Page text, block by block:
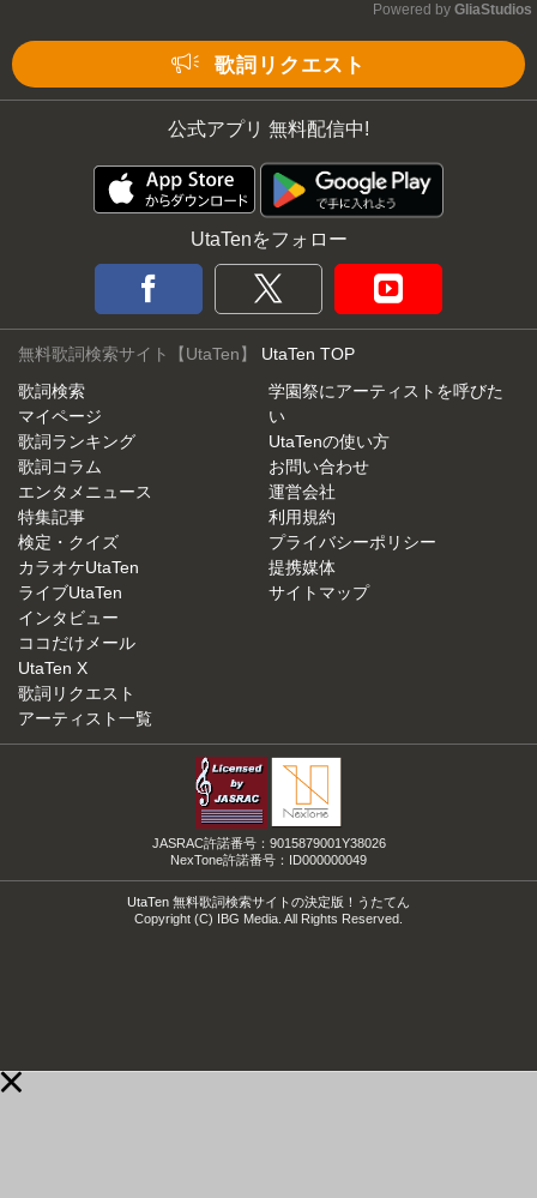
Powered by GliaStudios
歌詞リクエスト
公式アプリ 無料配信中!
UtaTenをフォロー
無料歌詞検索サイト【UtaTen】 UtaTen TOP
歌詞検索
マイページ
歌詞ランキング
歌詞コラム
エンタメニュース
特集記事
検定・クイズ
カラオケUtaTen
ライブUtaTen
インタビュー
ココだけメール
UtaTen X
歌詞リクエスト
アーティスト一覧
学園祭にアーティストを呼びた
い
UtaTenの使い方
お問い合わせ
運営会社
利用規約
プライバシーポリシー
提携媒体
サイトマップ
JASRAC許諾番号：9015879001Y38026
NexTone許諾番号：ID000000049
UtaTen 無料歌詞検索サイトの決定版！うたてん
Copyright (C) IBG Media. All Rights Reserved.